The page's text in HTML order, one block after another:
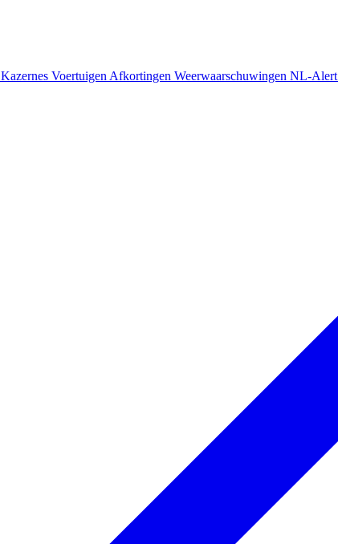
Kazernes Voertuigen Afkortingen Weerwaarschuwingen NL-Alert